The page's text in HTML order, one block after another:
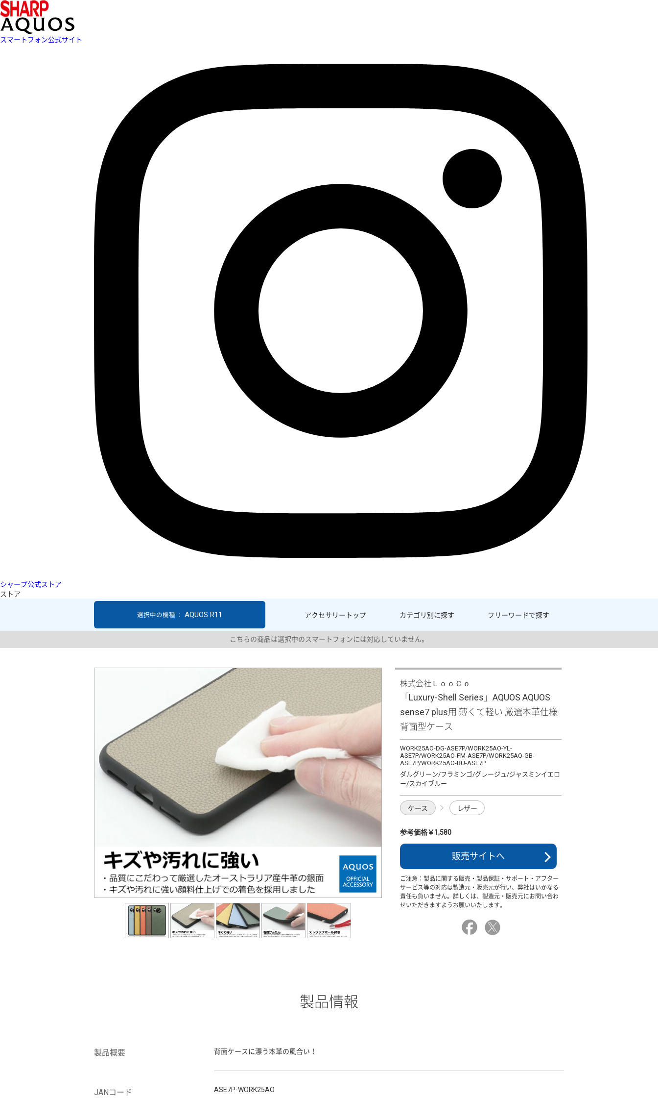
スマートフォン公式サイト
シャープ公式ストア
ストア
アクセサリー トップ カテゴリ別に探す フリーワードで探す
選択中の機種 ： AQUOS R11
こちらの商品は選択中のスマートフォンには対応していません。
株式会社ＬｏｏＣｏ
「Luxury-Shell Series」AQUOS AQUOS
sense7 plus用 薄くて軽い 厳選本革仕様
背面型ケース
WORK25AO-DG-ASE7P/WORK25AO-YL-
ASE7P/WORK25AO-FM-ASE7P/WORK25AO-GB-
ASE7P/WORK25AO-BU-ASE7P
ダルグリーン/フラミンゴ/グレージュ/ジャスミンイエロ
ー/スカイブルー
ケース レザー
参考価格￥1,580
販売サイトへ
ご注意：製品に関する販売・製品保証・サポート・アフター
サービス等の対応は製造元・販売元が行い、弊社はいかなる
責任も負いません。詳しくは、製造元・販売元にお問い合わ
せいただきますようお願いいたします。
製品情報
製品概要 背面ケースに漂う本革の風合い！
JANコード ASE7P-WORK25AO